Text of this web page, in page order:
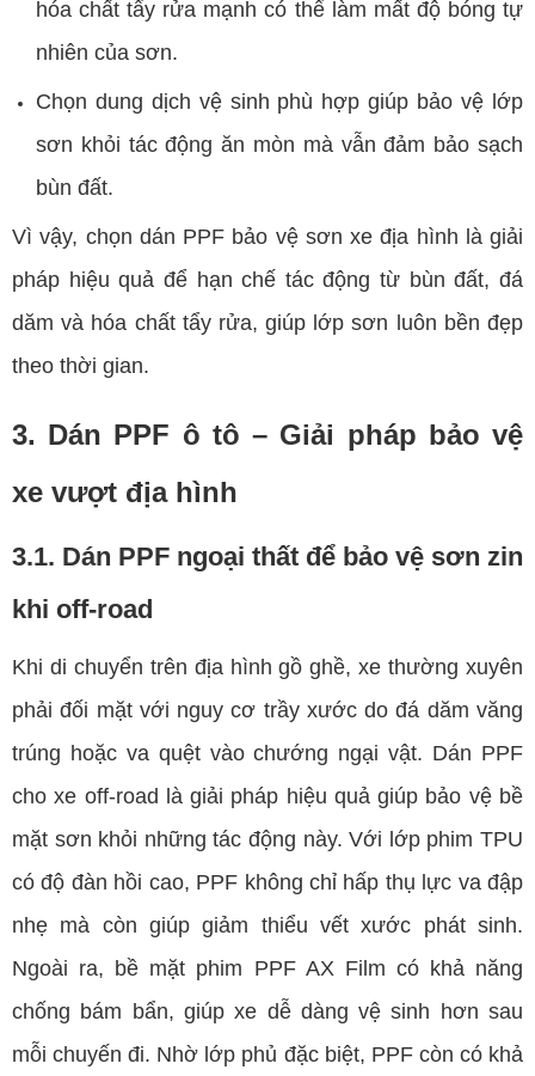
hóa chất tẩy rửa mạnh có thể làm mất độ bóng tự
nhiên của sơn.
Chọn dung dịch vệ sinh phù hợp giúp bảo vệ lớp
sơn khỏi tác động ăn mòn mà vẫn đảm bảo sạch
bùn đất.
Vì vậy, chọn dán PPF bảo vệ sơn xe địa hình là giải
pháp hiệu quả để hạn chế tác động từ bùn đất, đá
dăm và hóa chất tẩy rửa, giúp lớp sơn luôn bền đẹp
theo thời gian.
3. Dán PPF ô tô – Giải pháp bảo vệ
xe vượt địa hình
3.1. Dán PPF ngoại thất để bảo vệ sơn zin
khi off-road
Khi di chuyển trên địa hình gồ ghề, xe thường xuyên
phải đối mặt với nguy cơ trầy xước do đá dăm văng
trúng hoặc va quệt vào chướng ngại vật. Dán PPF
cho xe off-road là giải pháp hiệu quả giúp bảo vệ bề
mặt sơn khỏi những tác động này. Với lớp phim TPU
có độ đàn hồi cao, PPF không chỉ hấp thụ lực va đập
nhẹ mà còn giúp giảm thiểu vết xước phát sinh.
Ngoài ra, bề mặt phim PPF AX Film có khả năng
chống bám bẩn, giúp xe dễ dàng vệ sinh hơn sau
mỗi chuyến đi. Nhờ lớp phủ đặc biệt, PPF còn có khả